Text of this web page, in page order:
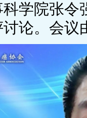
学院张
论。会议